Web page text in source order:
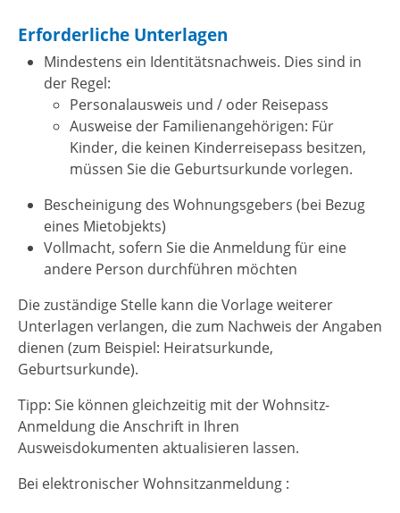
Erforderliche Unterlagen
Mindestens ein Identitätsnachweis. Dies sind in
der Regel:
Personalausweis und / oder Reisepass
Ausweise der Familienangehörigen: Für
Kinder, die keinen Kinderreisepass besitzen,
müssen Sie die Geburtsurkunde vorlegen.
Bescheinigung des Wohnungsgebers (bei Bezug
eines Mietobjekts)
Vollmacht, sofern Sie die Anmeldung für eine
andere Person durchführen möchten
Die zuständige Stelle kann die Vorlage weiterer
Unterlagen verlangen, die zum Nachweis der Angaben
dienen (zum Beispiel: Heiratsurkunde,
Geburtsurkunde).
Tipp: Sie können gleichzeitig mit der Wohnsitz-
Anmeldung die Anschrift in Ihren
Ausweisdokumenten aktualisieren lassen.
Bei elektronischer Wohnsitzanmeldung :